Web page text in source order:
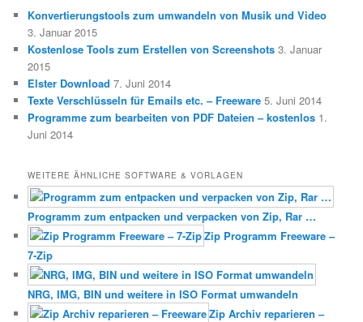
Konvertierungstools zum umwandeln von Musik und Video
3. Januar 2015
Kostenlose Tools zum Erstellen von Screenshots 3. Januar
2015
Elster Download 7. Juni 2014
Texte Verschlüsseln für Emails etc. – Freeware 5. Juni 2014
Programme zum bearbeiten von PDF Dateien – kostenlos 1.
Juni 2014
WEITERE ÄHNLICHE SOFTWARE & VORLAGEN
Programm zum entpacken und verpacken von Zip, Rar …
Zip Programm Freeware –
7-Zip
NRG, IMG, BIN und weitere in ISO Format umwandeln
Zip Archiv reparieren –